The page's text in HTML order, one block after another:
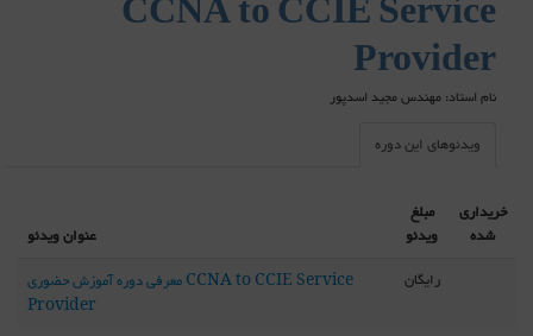
CCNA to CCIE Service
Provider
نام استاد: مهندس مجید اسدپور
ویدئوهای این دوره
عنوان ویدئو
مبلغ
ویدئو
خریداری
شده
معرفی دوره آموزش حضوری CCNA to CCIE Service
Provider
رایگان